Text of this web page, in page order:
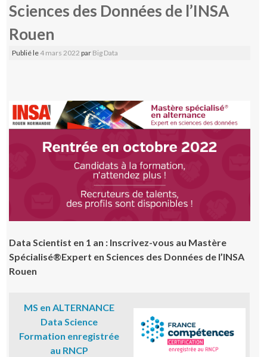
Sciences des Données de l’INSA
Rouen
Publié le 4 mars 2022 par Big Data
Data Scientist en 1 an : Inscrivez-vous au Mastère
Spécialisé®Expert en Sciences des Données de l’INSA
Rouen
MS en ALTERNANCE
Data Science
Formation enregistrée
au RNCP